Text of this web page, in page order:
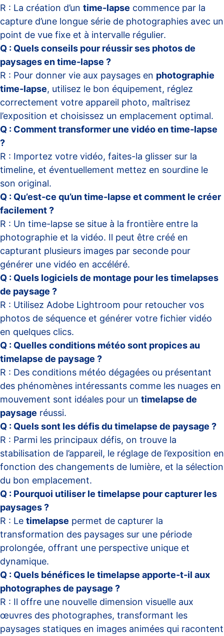
R : La création d’un time-lapse commence par la
capture d’une longue série de photographies avec un
point de vue fixe et à intervalle régulier.
Q : Quels conseils pour réussir ses photos de
paysages en time-lapse ?
R : Pour donner vie aux paysages en photographie
time-lapse, utilisez le bon équipement, réglez
correctement votre appareil photo, maîtrisez
l’exposition et choisissez un emplacement optimal.
Q : Comment transformer une vidéo en time-lapse
?
R : Importez votre vidéo, faites-la glisser sur la
timeline, et éventuellement mettez en sourdine le
son original.
Q : Qu’est-ce qu’un time-lapse et comment le créer
facilement ?
R : Un time-lapse se situe à la frontière entre la
photographie et la vidéo. Il peut être créé en
capturant plusieurs images par seconde pour
générer une vidéo en accéléré.
Q : Quels logiciels de montage pour les timelapses
de paysage ?
R : Utilisez Adobe Lightroom pour retoucher vos
photos de séquence et générer votre fichier vidéo
en quelques clics.
Q : Quelles conditions météo sont propices au
timelapse de paysage ?
R : Des conditions météo dégagées ou présentant
des phénomènes intéressants comme les nuages en
mouvement sont idéales pour un timelapse de
paysage réussi.
Q : Quels sont les défis du timelapse de paysage ?
R : Parmi les principaux défis, on trouve la
stabilisation de l’appareil, le réglage de l’exposition en
fonction des changements de lumière, et la sélection
du bon emplacement.
Q : Pourquoi utiliser le timelapse pour capturer les
paysages ?
R : Le timelapse permet de capturer la
transformation des paysages sur une période
prolongée, offrant une perspective unique et
dynamique.
Q : Quels bénéfices le timelapse apporte-t-il aux
photographes de paysage ?
R : Il offre une nouvelle dimension visuelle aux
œuvres des photographes, transformant les
paysages statiques en images animées qui racontent